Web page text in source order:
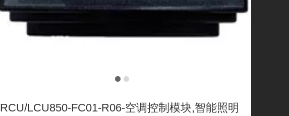
RCU/LCU850-FC01-R06-空调控制模块,智能照明